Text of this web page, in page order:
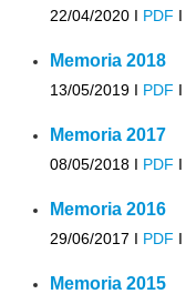
22/04/2020 I PDF I
Memoria 2018
13/05/2019 I PDF I
Memoria 2017
08/05/2018 I PDF I
Memoria 2016
29/06/2017 I PDF I
Memoria 2015